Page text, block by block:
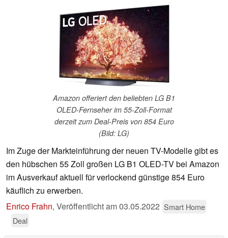
Amazon offeriert den beliebten LG B1
OLED-Fernseher im 55-Zoll-Format
derzeit zum Deal-Preis von 854 Euro
(Bild: LG)
Im Zuge der Markteinführung der neuen TV-Modelle gibt es
den hübschen 55 Zoll großen LG B1 OLED-TV bei Amazon
im Ausverkauf aktuell für verlockend günstige 854 Euro
käuflich zu erwerben.
Enrico Frahn, Veröffentlicht am03.05.2022 Smart Home
Deal